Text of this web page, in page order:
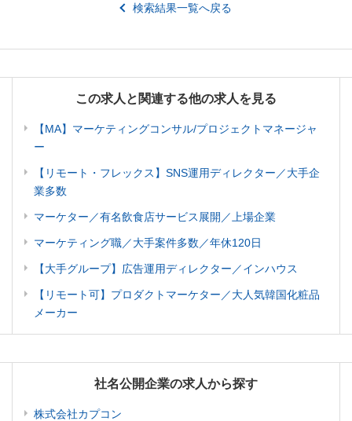
検索結果一覧へ戻る
この求人と関連する他の求人を見る
【MA】マーケティングコンサル/プロジェクトマネージャ
ー
【リモート・フレックス】SNS運用ディレクター／大手企
業多数
マーケター／有名飲食店サービス展開／上場企業
マーケティング職／大手案件多数／年休120日
【大手グループ】広告運用ディレクター／インハウス
【リモート可】プロダクトマーケター／大人気韓国化粧品
メーカー
社名公開企業の求人から探す
株式会社カプコン